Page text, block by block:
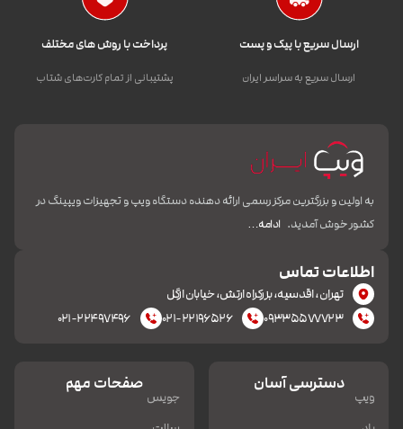
ارسال سریع با پیک و پست
ارسال سریع به سراسر ایران
پرداخت با روش های مختلف
پشتیبانی از تمام کارت‌های شتاب
به اولین و بزرگترین مرکز رسمی ارائه دهنده دستگاه ویپ و تجهیزات ویپینگ در
کشور خوش آمدید. ادامه…
اطلاعات تماس
تهران، اقدسیه، بزرکراه ارتش، خیابان ازگل
۰۹۳۳۵۵۷۷۷۲۳
۰۲۱-۲۲۱۹۶۵۲۶ ۰۲۱-۲۲۴۹۷۴۹۶
دسترسی آسان
ویپ
صفحات مهم
جویس